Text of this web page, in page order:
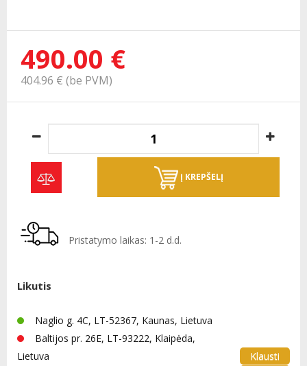
490.00 €
404.96 € (be PVM)
Į KREPŠELĮ
Pristatymo laikas: 1-2 d.d.
Likutis
Naglio g. 4C, LT-52367, Kaunas, Lietuva
Baltijos pr. 26E, LT-93222, Klaipėda,
Lietuva
Klausti